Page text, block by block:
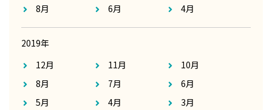
8月
6月 4月
2019年
12月
11月
10月
8月
7月
6月
5月
4月
3月